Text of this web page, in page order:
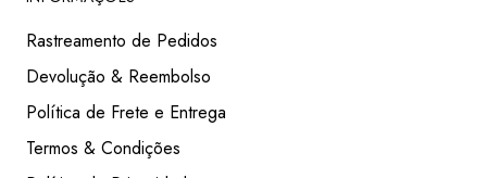
Rastreamento de Pedidos
Devolução & Reembolso
Política de Frete e Entrega
Termos & Condições